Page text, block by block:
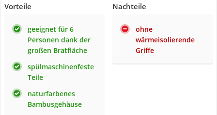
Vorteile
geeignet für 6
Personen dank der
großen Bratfläche
spülmaschinenfeste
Teile
naturfarbenes
Bambusgehäuse
Nachteile
ohne
wärmeisolierende
Griffe